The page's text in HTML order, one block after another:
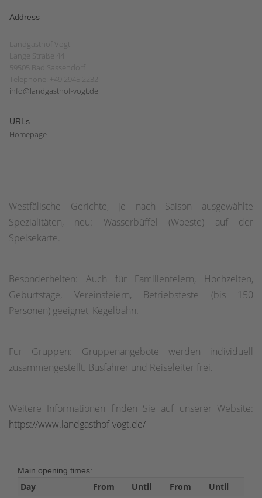
Address
Landgasthof Vogt
Lange Straße 44
59505 Bad Sassendorf
Telephone: +49 2945 2232
info@landgasthof-vogt.de
URLs
Homepage
Westfälische Gerichte, je nach Saison ausgewählte
Spezialitäten, neu: Wasserbüffel (Woeste) auf der
Speisekarte.
Besonderheiten: Auch für Familienfeiern, Hochzeiten,
Geburtstage, Vereinsfeiern, Betriebsfeste (bis 150
Personen) geeignet, Kegelbahn.
Für Gruppen: Gruppenangebote werden individuell
zusammengestellt. Busfahrer und Reiseleiter frei.
Weitere Informationen finden Sie auf unserer Website:
https://www.landgasthof-vogt.de/
Main opening times:
Day From Until From
Until